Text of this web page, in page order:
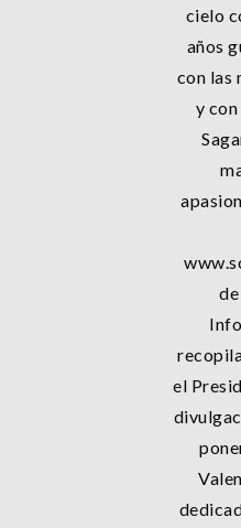
cielo
años
con las
y
el